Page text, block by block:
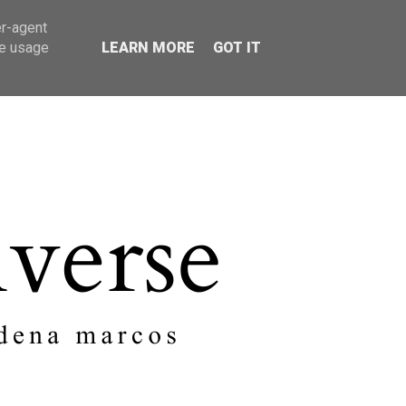
SOBRE MI
agent
usage
LEARN MORE GOT IT